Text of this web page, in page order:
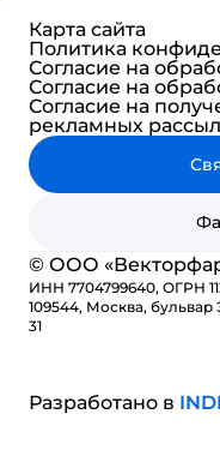
Карта сайта
Политика
Согласие на
Согласие на
Согласие на
рекламных
© ООО
ИНН 7704799640, ОГРН
109544, Москва, бульвар
31
Разработано в